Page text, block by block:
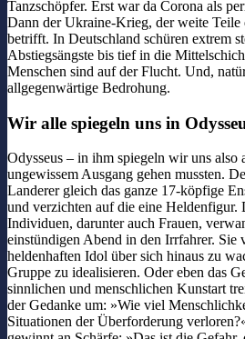
Tanzschöpfer. Erst war da Corona als
Dann der Ukraine-Krieg, der weite Teile
betrifft. In Deutschland schüren extrem
Abstiegsängste bis tief in die
Menschen sind auf der Flucht. Und,
allgegenwärtige Bedrohung.
Wir alle spiegeln uns in
Odysseus – in ihm spiegeln wir uns
ungewissem Ausgang gehen mussten.
Landerer gleich das ganze 17-köpfige
und verzichten auf die eine Heldenfigur.
Individuen, darunter auch Frauen,
einstündigen Abend in den Irrfahrer. Sie
heldenhaften Idol über sich hinaus zu
Gruppe zu idealisieren. Oder eben das
sinnlichen und menschlichen Kunstart
der Gedanke um: »Wie viel
Situationen der Überforderung